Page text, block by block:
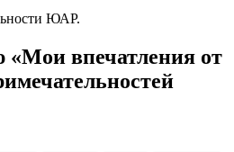
ЮАР.
«Мои впечатления от